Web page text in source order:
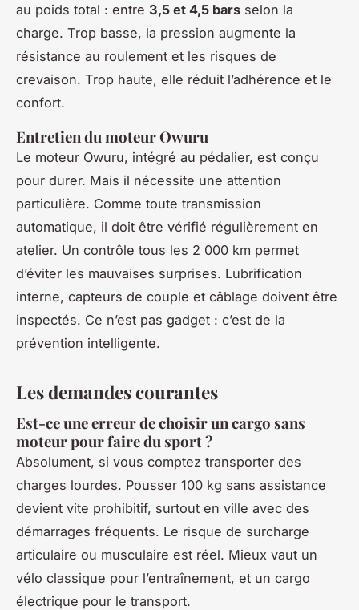
au poids total : entre 3,5 et 4,5 bars selon la
charge. Trop basse, la pression augmente la
résistance au roulement et les risques de
crevaison. Trop haute, elle réduit l’adhérence et le
confort.
Entretien du moteur Owuru
Le moteur Owuru, intégré au pédalier, est conçu
pour durer. Mais il nécessite une attention
particulière. Comme toute transmission
automatique, il doit être vérifié régulièrement en
atelier. Un contrôle tous les 2 000 km permet
d’éviter les mauvaises surprises. Lubrification
interne, capteurs de couple et câblage doivent être
inspectés. Ce n’est pas gadget : c’est de la
prévention intelligente.
Les demandes courantes
Est-ce une erreur de choisir un cargo sans
moteur pour faire du sport ?
Absolument, si vous comptez transporter des
charges lourdes. Pousser 100 kg sans assistance
devient vite prohibitif, surtout en ville avec des
démarrages fréquents. Le risque de surcharge
articulaire ou musculaire est réel. Mieux vaut un
vélo classique pour l’entraînement, et un cargo
électrique pour le transport.